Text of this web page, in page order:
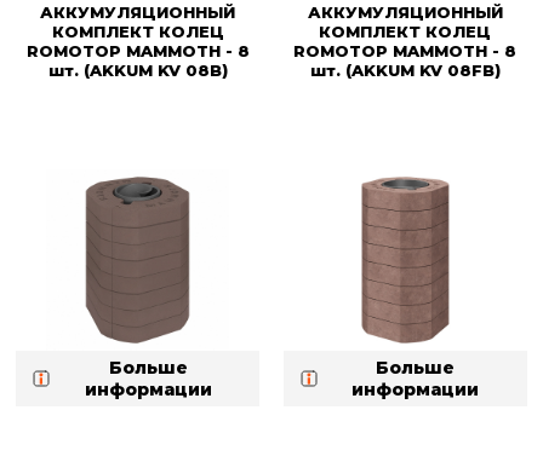
АККУМУЛЯЦИОННЫЙ
КОМПЛЕКТ КОЛЕЦ
ROMOTOP MAMMOTH - 8
шт. (AKKUM KV 08B)
Больше
информации
АККУМУЛЯЦИОННЫЙ
КОМПЛЕКТ КОЛЕЦ
ROMOTOP MAMMOTH - 8
шт. (AKKUM KV 08FB)
Больше
информации